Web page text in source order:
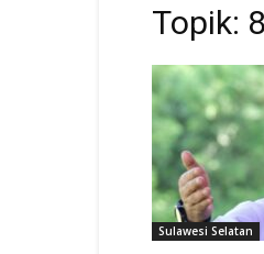
Topik:
Sulawesi Selatan